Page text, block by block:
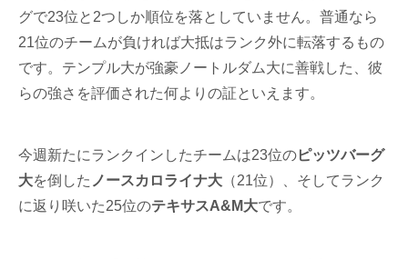
グで23位と2つしか順位を落としていません。普通なら
21位のチームが負ければ大抵はランク外に転落するもの
です。テンプル大が強豪ノートルダム大に善戦した、彼
らの強さを評価された何よりの証といえます。
今週新たにランクインしたチームは23位のピッツバーグ
大を倒した ノースカロライナ大 （21位）、そしてランク
に返り咲いた25位のテキサスA&M大です。